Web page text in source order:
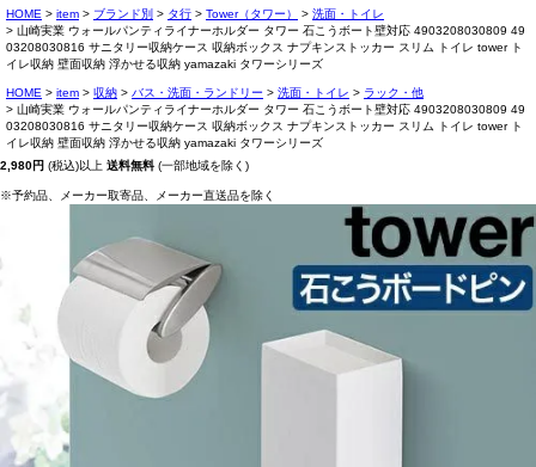
HOME item ブランド別 タ行 Tower（タワー）
洗面・トイレ
山崎実業 ウォールパンティライナーホルダー タワー 石こうボート壁対応 4903208030809 49
03208030816 サニタリー収納ケース 収納ボックス ナプキンストッカー スリム トイレ tower ト
イレ収納 壁面収納 浮かせる収納 yamazaki タワーシリーズ
HOME item 収納 バス・洗面・ランドリー 洗面・トイレ
ラック・他
山崎実業 ウォールパンティライナーホルダー タワー 石こうボート壁対応 4903208030809 49
03208030816 サニタリー収納ケース 収納ボックス ナプキンストッカー スリム トイレ tower ト
イレ収納 壁面収納 浮かせる収納 yamazaki タワーシリーズ
2,980円 (税込)以上 送料無料 (一部地域を除く)
※予約品、メーカー取寄品、メーカー直送品を除く